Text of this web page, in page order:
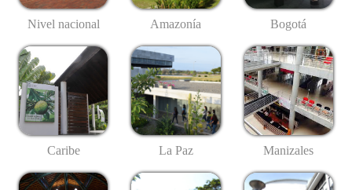
Nivel nacional Amazonía Bogotá
Caribe La Paz Manizales